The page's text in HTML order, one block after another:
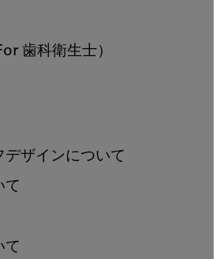
歯科衛生士）
ザインについて
て
て